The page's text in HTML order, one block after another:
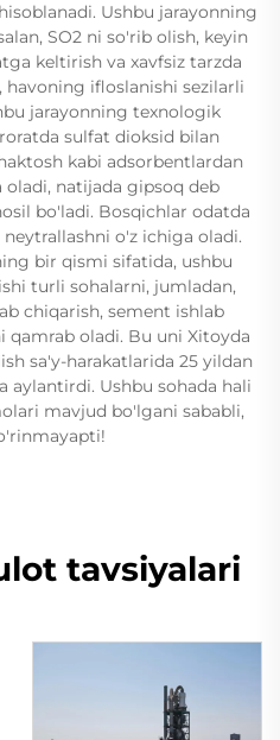
Ushbu jarayonning
SO2 ni so'rib olish, keyin
keltirish va xavfsiz tarzda
ifloslanishi sezilarli
jarayonning texnologik
sulfat dioksid bilan
kabi adsorbentlardan
natijada gipsoq deb
bo'ladi. Bosqichlar odatda
o'z ichiga oladi.
bir qismi sifatida, ushbu
turli sohalarni, jumladan,
chiqarish, sement ishlab
oladi. Bu uni Xitoyda
sa'y-harakatlarida 25 yildan
Ushbu sohada hali
mavjud bo'lgani sababli,
tavsiyalari